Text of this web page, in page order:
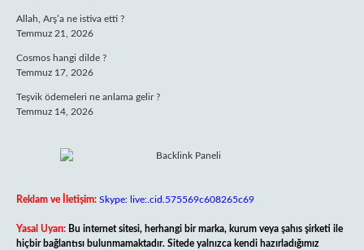
Allah, Arş’a ne istiva etti ?
Temmuz 21, 2026
Cosmos hangi dilde ?
Temmuz 17, 2026
Teşvik ödemeleri ne anlama gelir ?
Temmuz 14, 2026
Reklam ve İletişim: Skype: live:.cid.575569c608265c69
Yasal Uyarı: Bu internet sitesi, herhangi bir marka, kurum veya şahıs şirketi ile
hiçbir bağlantısı bulunmamaktadır. Sitede yalnızca kendi hazırladığımız